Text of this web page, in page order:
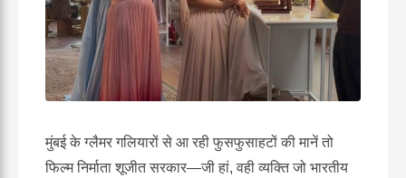
मुंबई के ग्लैमर गलियारों से आ रही फुसफुसाहटों की मानें तो
फिल्म निर्माता शूजीत सरकार—जी हां, वही व्यक्ति जो भारतीय